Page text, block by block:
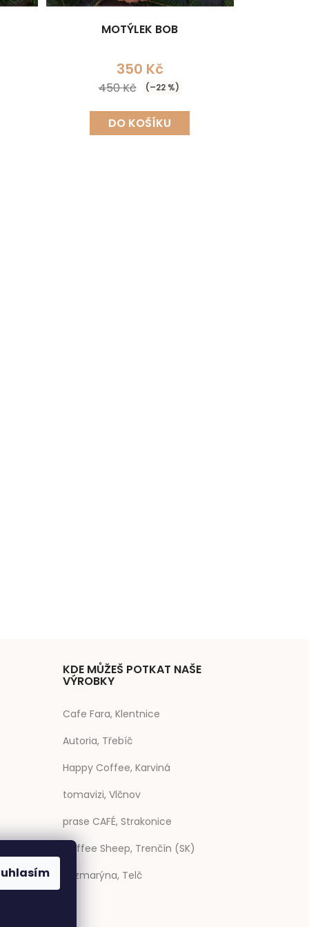
MOTÝLEK BOB
350 Kč
450 Kč (–22 %)
DO KOŠÍKU
KDE MŮŽEŠ POTKAT NAŠE
VÝROBKY
Cafe Fara, Klentnice
Autoria, Třebíč
Happy Coffee, Karviná
tomavizi, Vlčnov
prase CAFÉ, Strakonice
Coffee Sheep, Trenčín (SK)
Rozmarýna, Telč